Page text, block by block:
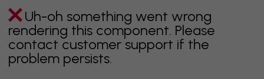
Uh-oh something went wrong
rendering this component. Please
contact customer support if the
problem persists.